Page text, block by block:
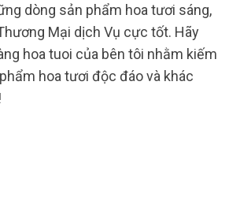
dòng sản phẩm hoa tươi sáng,
Mại dịch Vụ cực tốt. Hãy
hoa tuoi của bên tôi nhằm kiếm
hoa tươi độc đáo và khác